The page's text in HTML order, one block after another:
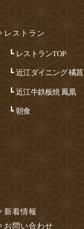
レストラン
レストランTOP
近江ダイニング 橘菖
近江牛鉄板焼 鳳凰
朝食
新着情報
お問い合わせ